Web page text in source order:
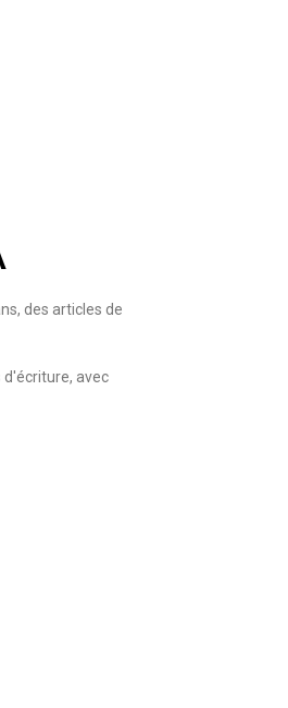
des articles de
d'écriture, avec